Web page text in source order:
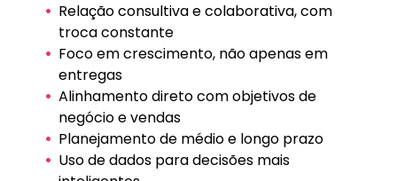
Relação consultiva e colaborativa, com
troca constante
Foco em crescimento, não apenas em
entregas
Alinhamento direto com objetivos de
negócio e vendas
Planejamento de médio e longo prazo
Uso de dados para decisões mais